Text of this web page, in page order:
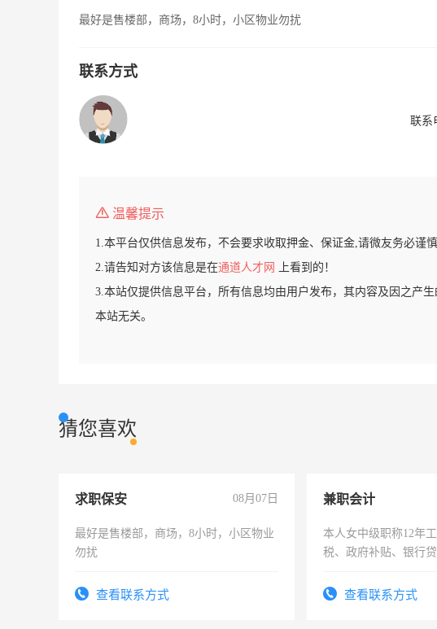
最好是售楼部，商场，8小时，小区物业勿扰
联系方式
联系
温馨提示
1.本平台仅供信息发布，不会要求收取押金、保证金,请微友务必谨慎
2.请告知对方该信息是在通道人才网
上看到的！
3.本站仅提供信息平台，所有信息均由用户发布，其内容及因之产
本站无关。
猜您喜欢
求职保安 08月07日
最好是售楼部，商场，8小时，小区物业
勿扰
查看联系方式
兼职会计
本人女中级职称12年
税、政府补贴、银行
务，财务咨询等业务。
查看联系方式